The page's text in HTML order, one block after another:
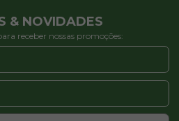
& NOVIDADES
receber nossas promoções: